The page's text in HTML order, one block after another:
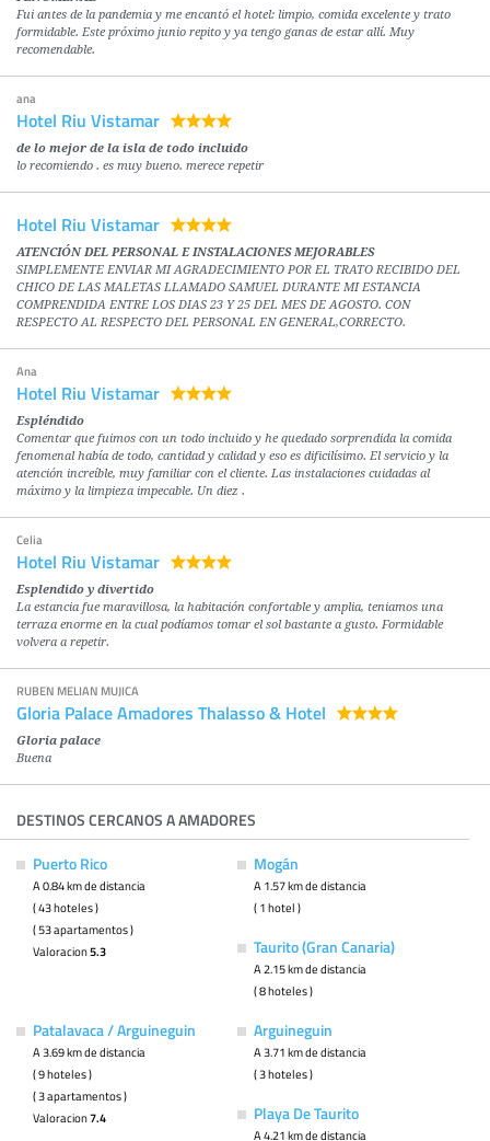
Fui antes de la pandemia y me encantó el hotel: limpio, comida excelente y trato
formidable. Este próximo junio repito y ya tengo ganas de estar allí. Muy
recomendable.
ana
Hotel Riu Vistamar
de lo mejor de la isla de todo incluido
lo recomiendo . es muy bueno. merece repetir
Hotel Riu Vistamar
ATENCIÓN DEL PERSONAL E INSTALACIONES MEJORABLES
SIMPLEMENTE ENVIAR MI AGRADECIMIENTO POR EL TRATO RECIBIDO DEL
CHICO DE LAS MALETAS LLAMADO SAMUEL DURANTE MI ESTANCIA
COMPRENDIDA ENTRE LOS DIAS 23 Y 25 DEL MES DE AGOSTO. CON
RESPECTO AL RESPECTO DEL PERSONAL EN GENERAL,CORRECTO.
Ana
Hotel Riu Vistamar
Espléndido
Comentar que fuimos con un todo incluido y he quedado sorprendida la comida
fenomenal había de todo, cantidad y calidad y eso es dificilísimo. El servicio y la
atención increíble, muy familiar con el cliente. Las instalaciones cuidadas al
máximo y la limpieza impecable. Un diez .
Celia
Hotel Riu Vistamar
Esplendido y divertido
La estancia fue maravillosa, la habitación confortable y amplia, teniamos una
terraza enorme en la cual podíamos tomar el sol bastante a gusto. Formidable
volvera a repetir.
RUBEN MELIAN MUJICA
Gloria Palace Amadores Thalasso & Hotel
Gloria palace
Buena
DESTINOS CERCANOS A AMADORES
Puerto Rico
A 0.84 km de distancia
( 43 hoteles )
( 53 apartamentos )
Valoracion5.3
Mogán
A 1.57 km de distancia
( 1 hotel )
Taurito (Gran Canaria)
A 2.15 km de distancia
( 8 hoteles )
Patalavaca / Arguineguin
A 3.69 km de distancia
( 9 hoteles )
( 3 apartamentos )
Valoracion7.4
Arguineguin
A 3.71 km de distancia
( 3 hoteles )
Playa De Taurito
A 4.21 km de distancia